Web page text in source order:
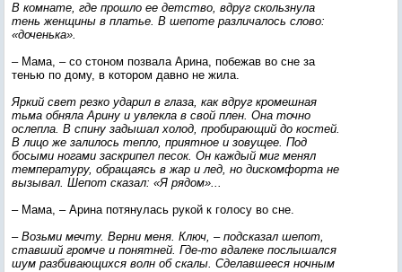
В комнате, где прошло ее детство, вдруг скользнула
тень женщины в платье. В шепоте различалось слово:
«доченька».
– Мама, – со стоном позвала Арина, побежав во сне за
тенью по дому, в котором давно не жила.
Яркий свет резко ударил в глаза, как вдруг кромешная
тьма обняла Арину и увлекла в свой плен. Она точно
ослепла. В спину задышал холод, пробирающий до костей.
В лицо же залилось тепло, приятное и зовущее. Под
босыми ногами заскрипел песок. Он каждый миг менял
температуру, обращаясь в жар и лед, но дискомфорта не
вызывал. Шепот сказал: «Я рядом»...
– Мама, – Арина потянулась рукой к голосу во сне.
– Возьми мечту. Верни меня. Ключ, – подсказал шепот,
ставший громче и понятней. Где-то вдалеке послышался
шум разбивающихся волн об скалы. Сделавшееся ночным